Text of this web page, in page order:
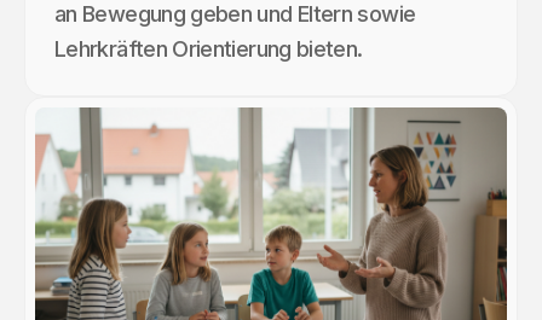
an Bewegung geben und Eltern sowie
Lehrkräften Orientierung bieten.